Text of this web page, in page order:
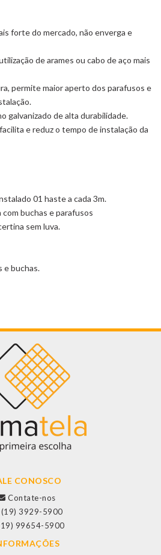
forte do mercado, não enverga e
de arames ou cabo de aço mais
permite maior aperto dos parafusos e
galvanizado de alta durabilidade.
e reduz o tempo de instalação da
01 haste a cada 3m.
buchas e parafusos
sem luva.
e buchas.
CONOSCO
Contate-nos
(19) 3929-5900
99654-5900